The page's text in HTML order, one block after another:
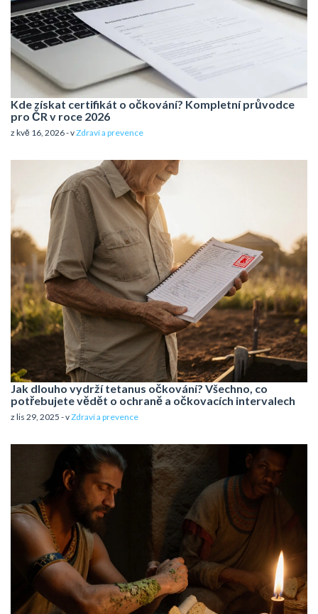
Kde získat certifikát o očkování? Kompletní průvodce
pro ČR v roce 2026
z kvě 16, 2026 - vZdraví a prevence
Jak dlouho vydrží tetanus očkování? Všechno, co
potřebujete vědět o ochraně a očkovacích intervalech
z lis 29, 2025 - vZdraví a prevence